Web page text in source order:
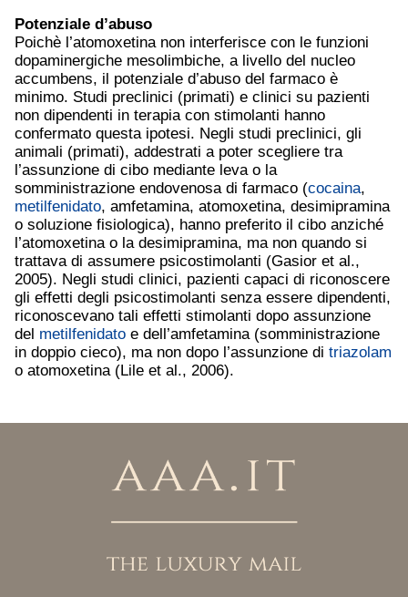
Potenziale d’abuso
Poichè l’atomoxetina non interferisce con le funzioni
dopaminergiche mesolimbiche, a livello del nucleo
accumbens, il potenziale d’abuso del farmaco è
minimo. Studi preclinici (primati) e clinici su pazienti
non dipendenti in terapia con stimolanti hanno
confermato questa ipotesi. Negli studi preclinici, gli
animali (primati), addestrati a poter scegliere tra
l’assunzione di cibo mediante leva o la
somministrazione endovenosa di farmaco (cocaina,
metilfenidato, amfetamina, atomoxetina, desimipramina
o soluzione fisiologica), hanno preferito il cibo anziché
l’atomoxetina o la desimipramina, ma non quando si
trattava di assumere psicostimolanti (Gasior et al.,
2005). Negli studi clinici, pazienti capaci di riconoscere
gli effetti degli psicostimolanti senza essere dipendenti,
riconoscevano tali effetti stimolanti dopo assunzione
del metilfenidato e dell’amfetamina (somministrazione
in doppio cieco), ma non dopo l’assunzione di triazolam
o atomoxetina (Lile et al., 2006).